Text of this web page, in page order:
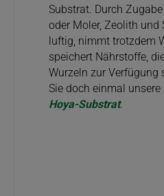
Substrat. Durch
oder Moler, Zeolith und
luftig, nimmt trotzdem
speichert Nährstoffe,
Wurzeln zur Verfügung
Sie doch einmal
Hoya-Substrat.